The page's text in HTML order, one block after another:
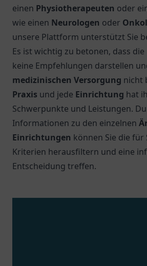
einen Physiotherapeuten oder
wie einen Neurologen oder
unsere Plattform unterstützt Sie
Es ist wichtig zu betonen, dass
keine Empfehlungen darstellen
medizinischen Versorgung nicht
Praxis und jede Einrichtung hat
Schwerpunkte und Leistungen.
Informationen zu den einzelnen
Einrichtungen können Sie die für
Kriterien herausfiltern und eine
Entscheidung treffen.